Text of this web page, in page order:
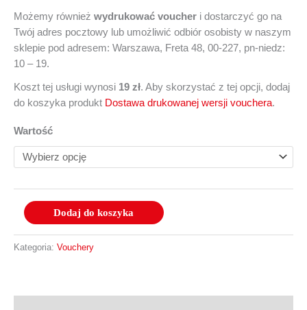
Możemy również wydrukować voucher i dostarczyć go na
Twój adres pocztowy lub umożliwić odbiór osobisty w naszym
sklepie pod adresem: Warszawa, Freta 48, 00-227, pn-niedz:
10 – 19.
Koszt tej usługi wynosi 19 zł. Aby skorzystać z tej opcji, dodaj
do koszyka produkt Dostawa drukowanej wersji vouchera.
Wartość
Dodaj do koszyka
Kategoria: Vouchery